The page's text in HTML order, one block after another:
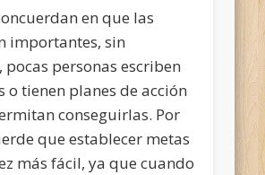
en que las
importantes, sin
personas escriben
o tienen planes de acción
conseguirlas. Por
que establecer metas
más fácil, ya que cuando